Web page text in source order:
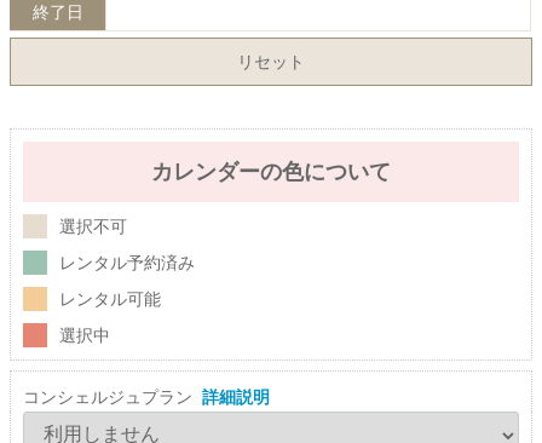
終了日
リセット
カレンダーの色について
選択不可
レンタル予約済み
レンタル可能
選択中
コンシェルジュプラン 詳細説明